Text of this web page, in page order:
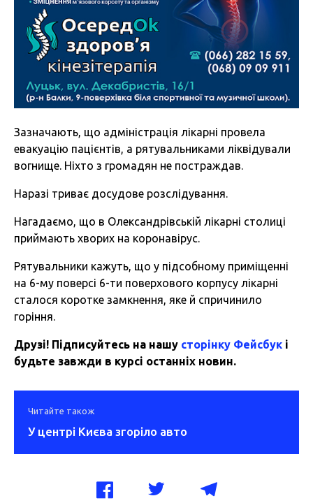
Зазначають, що адміністрація лікарні провела
евакуацію пацієнтів, а рятувальниками ліквідували
вогнище. Ніхто з громадян не постраждав.
Наразі триває досудове розслідування.
Нагадаємо, що в Олександрівській лікарні столиці
приймають хворих на коронавірус.
Рятувальники кажуть, що у підсобному приміщенні
на 6-му поверсі 6-ти поверхового корпусу лікарні
сталося коротке замкнення, яке й спричинило
горіння.
Друзі! Підписуйтесь на нашу сторінку Фейсбук і
будьте завжди в курсі останніх новин.
Читайте також
У центрі Києва згоріло авто